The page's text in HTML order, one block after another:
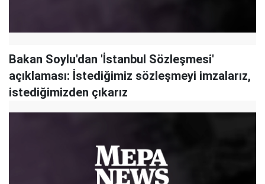
Bakan Soylu'dan 'İstanbul Sözleşmesi'
açıklaması: İstediğimiz sözleşmeyi imzalarız,
istediğimizden çıkarız